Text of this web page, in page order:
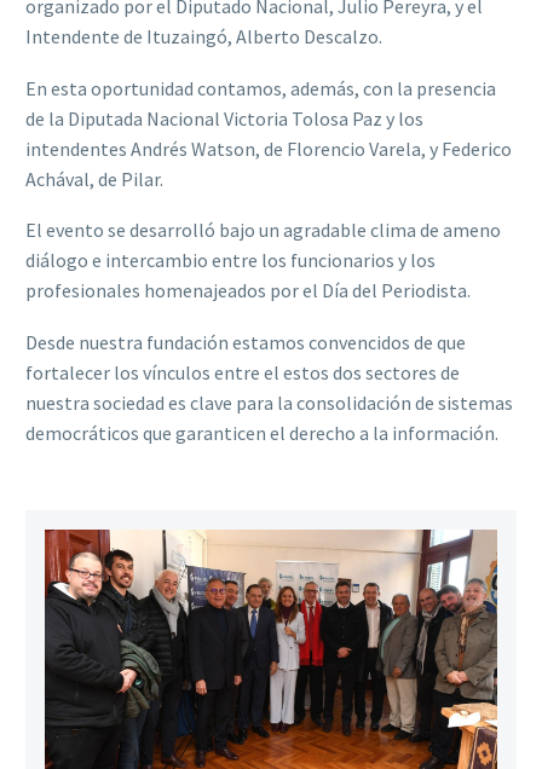
organizado por el Diputado Nacional, Julio Pereyra, y el
Intendente de Ituzaingó, Alberto Descalzo.
En esta oportunidad contamos, además, con la presencia
de la Diputada Nacional Victoria Tolosa Paz y los
intendentes Andrés Watson, de Florencio Varela, y Federico
Achával, de Pilar.
El evento se desarrolló bajo un agradable clima de ameno
diálogo e intercambio entre los funcionarios y los
profesionales homenajeados por el Día del Periodista.
Desde nuestra fundación estamos convencidos de que
fortalecer los vínculos entre el estos dos sectores de
nuestra sociedad es clave para la consolidación de sistemas
democráticos que garanticen el derecho a la información.